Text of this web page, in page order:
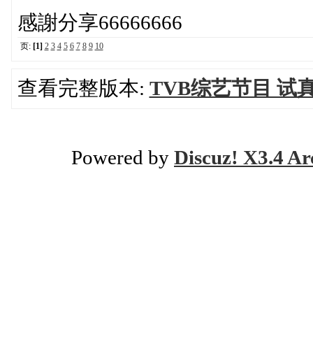
感謝分享66666666
页: [1] 2 3 4 5 6 7 8 9 10
查看完整版本: TVB综艺节目 试
Powered by Discuz! X3.4